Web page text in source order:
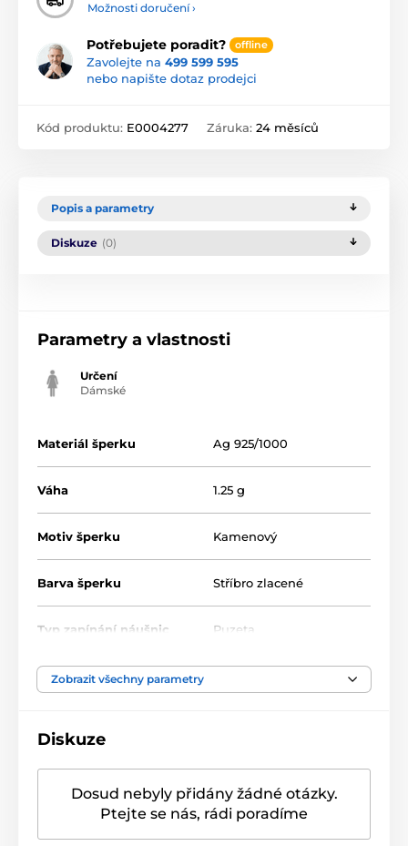
Možnosti doručení ›
Potřebujete poradit? offline
Zavolejte na 499 599 595
nebo napište dotaz prodejci
Kód produktu: E0004277 Záruka: 24 měsíců
Popis a parametry
Diskuze (0)
Parametry a vlastnosti
Určení
Dámské
Materiál šperku Ag 925/1000
Váha 1.25 g
Motiv šperku Kamenový
Barva šperku Stříbro zlacené
Typ zapínání náušnic Puzeta
Velikost náušnic
Barva kamene Bílá/Čirá
Zobrazit všechny parametry
Diskuze
Dosud nebyly přidány žádné otázky.
Ptejte se nás, rádi poradíme